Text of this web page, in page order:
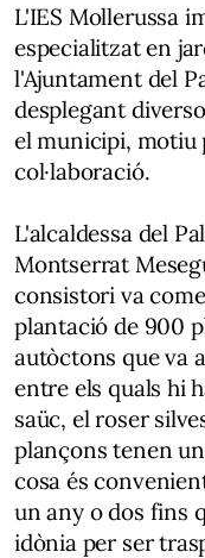
L'IES Mollerussa
especialitzat en
l'Ajuntament del
desplegant
el municipi, motiu
col·laboració.
L'alcaldessa del
Montserrat
consistori va
plantació de 900
autòctons que va
entre els quals hi
saüc, el roser
plançons tenen
cosa és
un any o dos fins
idònia per ser